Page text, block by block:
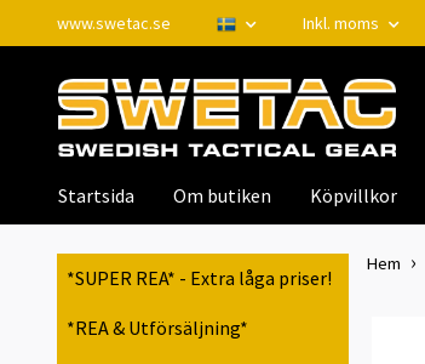
www.swetac.se Inkl. moms
Startsida Om butiken Köpvillkor
*SUPER REA* - Extra låga priser!
*REA & Utförsäljning*
Hem